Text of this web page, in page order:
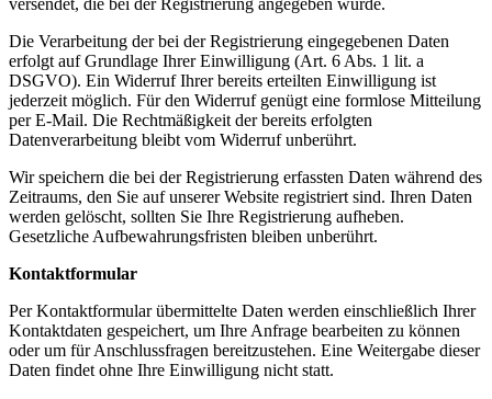
versendet, die bei der Registrierung angegeben wurde.
Die Verarbeitung der bei der Registrierung eingegebenen Daten
erfolgt auf Grundlage Ihrer Einwilligung (Art. 6 Abs. 1 lit. a
DSGVO). Ein Widerruf Ihrer bereits erteilten Einwilligung ist
jederzeit möglich. Für den Widerruf genügt eine formlose Mitteilung
per E-Mail. Die Rechtmäßigkeit der bereits erfolgten
Datenverarbeitung bleibt vom Widerruf unberührt.
Wir speichern die bei der Registrierung erfassten Daten während des
Zeitraums, den Sie auf unserer Website registriert sind. Ihren Daten
werden gelöscht, sollten Sie Ihre Registrierung aufheben.
Gesetzliche Aufbewahrungsfristen bleiben unberührt.
Kontaktformular
Per Kontaktformular übermittelte Daten werden einschließlich Ihrer
Kontaktdaten gespeichert, um Ihre Anfrage bearbeiten zu können
oder um für Anschlussfragen bereitzustehen. Eine Weitergabe dieser
Daten findet ohne Ihre Einwilligung nicht statt.